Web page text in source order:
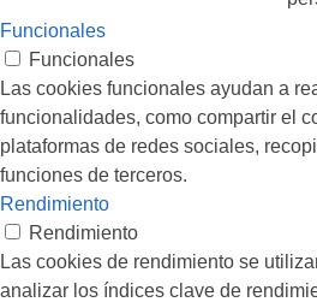
Funcionales
Funcionales
Las cookies funcionales ayudan a
funcionalidades, como compartir el
plataformas de redes sociales,
funciones de terceros.
Rendimiento
Rendimiento
Las cookies de rendimiento se
analizar los índices clave de